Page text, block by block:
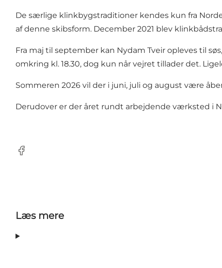
De særlige klinkbygstraditioner kendes kun fra
af denne skibsform. December 2021 blev
Fra maj til september kan Nydam Tveir opleves til
omkring kl. 18.30, dog kun når vejret tillader det.
Sommeren 2026 vil der i juni, juli og august være
Derudover er der året rundt arbejdende værksted i
facebook
Læs mere